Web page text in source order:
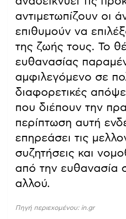
αντιμετωπίζουν οι
επιθυμούν να
της ζωής τους. Το
ευθανασίας
αμφιλεγόμενο σε
διαφορετικές
που διέπουν την
περίπτωση αυτή
επηρεάσει τις
συζητήσεις και
από την ευθανασία
αλλού.
Πηγή περιεχομένου: in.gr